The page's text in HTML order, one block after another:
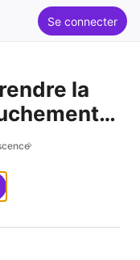
Se connecter
la